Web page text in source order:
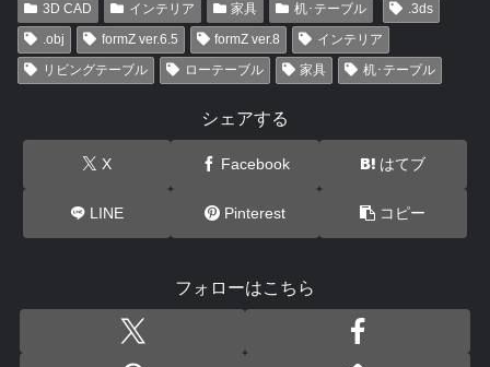
3D CAD インテリア 家具 机･テーブル
.3ds
.obj
formZ ver.6.5 formZ ver.8
インテリア
リビングテーブル
ローテーブル 家具 机･テーブル
シェアする
X Facebook はてブ
LINE Pinterest コピー
フォローはこちら